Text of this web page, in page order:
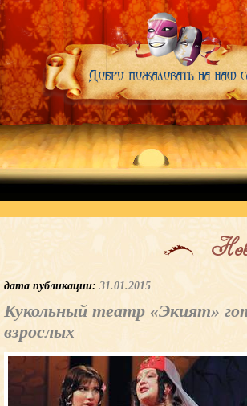
дата публикации: 31.01.2015
Кукольный театр «Экият»
взрослых